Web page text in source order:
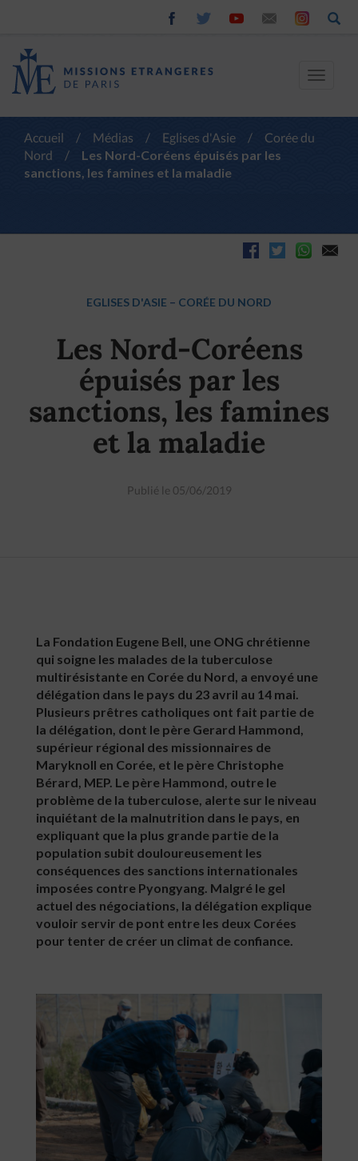
Toggle
Accueil / Médias / Eglises d'Asie /
Corée du
Nord
/
Les Nord-Coréens épuisés par les
sanctions, les famines et la maladie
EGLISES D'ASIE – CORÉE DU NORD
Les Nord-Coréens
épuisés par les
sanctions, les famines
et la maladie
Publié le 05/06/2019
La Fondation Eugene Bell, une ONG chrétienne
qui soigne les malades de la tuberculose
multirésistante en Corée du Nord, a envoyé une
délégation dans le pays du 23 avril au 14 mai.
Plusieurs prêtres catholiques ont fait partie de
la délégation, dont le père Gerard Hammond,
supérieur régional des missionnaires de
Maryknoll en Corée, et le père Christophe
Bérard, MEP. Le père Hammond, outre le
problème de la tuberculose, alerte sur le niveau
inquiétant de la malnutrition dans le pays, en
expliquant que la plus grande partie de la
population subit douloureusement les
conséquences des sanctions internationales
imposées contre Pyongyang. Malgré le gel
actuel des négociations, la délégation explique
vouloir servir de pont entre les deux Corées
pour tenter de créer un climat de confiance.